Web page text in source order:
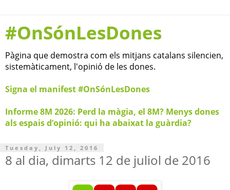
#OnSónLesDones
Pàgina que demostra com els mitjans catalans silencien,
sistemàticament, l'opinió de les dones.
Signa el manifest #OnSónLesDones
Informe 8M 2026: Perd la màgia, el 8M? Menys dones
als espais d’opinió: qui ha abaixat la guàrdia?
Tuesday, July 12, 2016
8 al dia, dimarts 12 de juliol de 2016